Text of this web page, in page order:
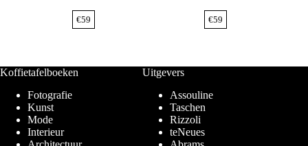
€59 €59
Koffietafelboeken
Fotografie
Kunst
Mode
Interieur
Uitgevers
Assouline
Taschen
Rizzoli
teNeues